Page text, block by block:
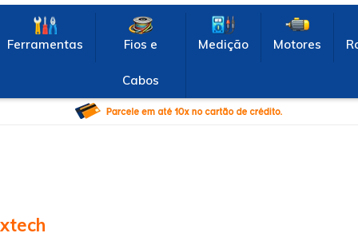
Ferramentas Fios e
Cabos
Medição Motores